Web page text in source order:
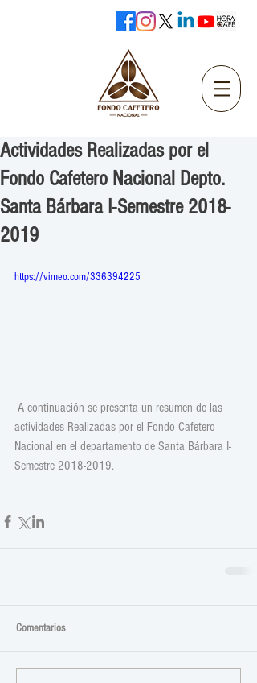
Actividades Realizadas por el
Fondo Cafetero Nacional Depto.
Santa Bárbara I-Semestre 2018-
2019
https://vimeo.com/336394225
actividades Realizadas por el Fondo Cafetero
Nacional en el departamento de Santa Bárbara I-
Semestre 2018-2019.
Comentarios